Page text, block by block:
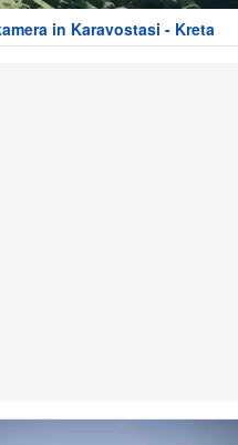
in Karavostasi - Kreta